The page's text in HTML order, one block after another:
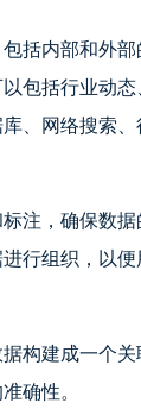
括内部和外
包括行业动态
、网络搜索、
注，确保数
行组织，以便
构建成一个
确性。